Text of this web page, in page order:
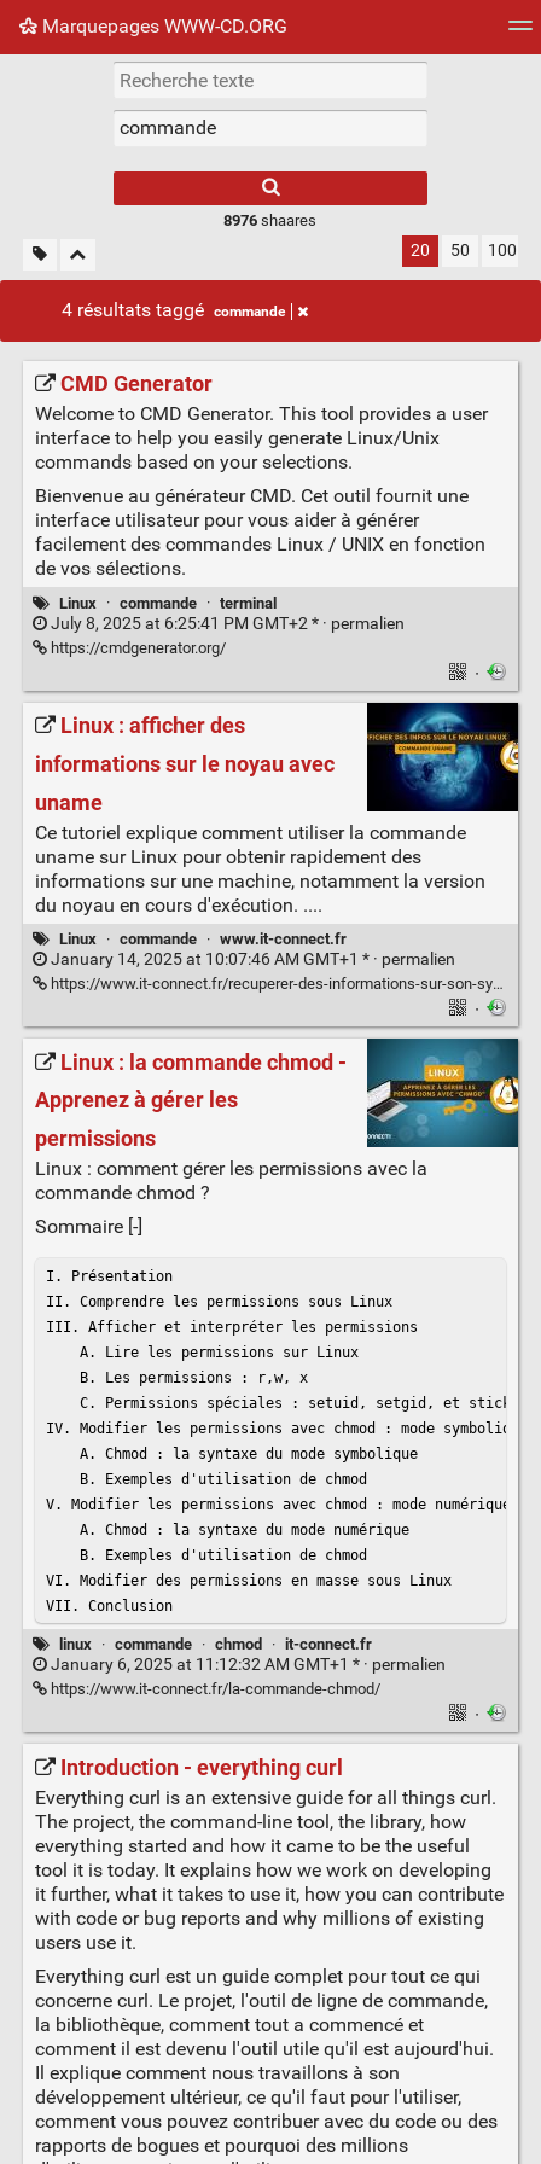
Marquepages WWW-CD.ORG
Nuage de tags Mur d'images
8976 shaares
20 50 100
4 résultats taggé commande
CMD Generator
Welcome to CMD Generator. This tool provides a user
interface to help you easily generate Linux/Unix
commands based on your selections.
Bienvenue au générateur CMD. Cet outil fournit une
interface utilisateur pour vous aider à générer
facilement des commandes Linux / UNIX en fonction
de vos sélections.
Linux · commande · terminal
July 8, 2025 at 6:25:41 PM GMT+2 * · permalien
https://cmdgenerator.org/
·
Linux : afficher des
informations sur le noyau avec
uname
Ce tutoriel explique comment utiliser la commande
uname sur Linux pour obtenir rapidement des
informations sur une machine, notamment la version
du noyau en cours d'exécution. ....
Linux · commande · www.it-connect.fr
January 14, 2025 at 10:07:46 AM GMT+1 * · permalien
https://www.it-connect.fr/recuperer-des-informations-sur-son-systeme-linux-avec-uname/
·
Linux : la commande chmod -
Apprenez à gérer les
permissions
Linux : comment gérer les permissions avec la
commande chmod ?
Sommaire [-]
I. Présentation
II. Comprendre les permissions sous Linux
III. Afficher et interpréter les permissions
    A. Lire les permissions sur Linux
    B. Les permissions : r,w, x
C. Permissions spéciales : setuid, setgid, et sticky
IV. Modifier les permissions avec chmod : mode symbolique
    A. Chmod : la syntaxe du mode symbolique
    B. Exemples d'utilisation de chmod
V. Modifier les permissions avec chmod : mode numérique
    A. Chmod : la syntaxe du mode numérique
    B. Exemples d'utilisation de chmod
VI. Modifier des permissions en masse sous Linux
VII. Conclusion
linux · commande · chmod · it-connect.fr
January 6, 2025 at 11:12:32 AM GMT+1 * · permalien
https://www.it-connect.fr/la-commande-chmod/
·
Introduction - everything curl
Everything curl is an extensive guide for all things curl.
The project, the command-line tool, the library, how
everything started and how it came to be the useful
tool it is today. It explains how we work on developing
it further, what it takes to use it, how you can contribute
with code or bug reports and why millions of existing
users use it.
Everything curl est un guide complet pour tout ce qui
concerne curl. Le projet, l'outil de ligne de commande,
la bibliothèque, comment tout a commencé et
comment il est devenu l'outil utile qu'il est aujourd'hui.
Il explique comment nous travaillons à son
développement ultérieur, ce qu'il faut pour l'utiliser,
comment vous pouvez contribuer avec du code ou des
rapports de bogues et pourquoi des millions